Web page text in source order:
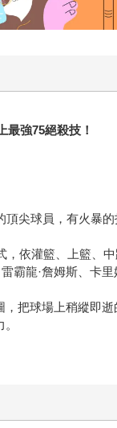
強75絕殺技！
尖球員，有火暴
依灌籃、上籃、
霸龍·詹姆斯、卡
把球場上稍縱即